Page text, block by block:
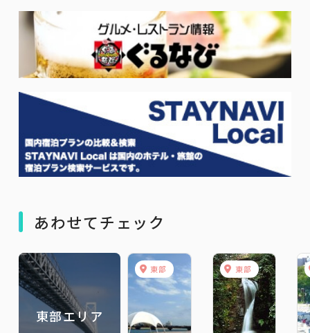
あわせてチェック
東部エリア
東部 東部